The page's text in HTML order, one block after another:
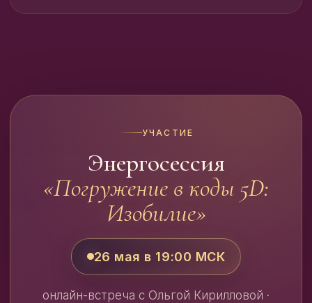
УЧАСТИЕ
Энергосессия
«Погружение в коды 5D:
Изобилие»
26 мая в 19:00 МСК
онлайн-встреча с Ольгой Кирилловой ·